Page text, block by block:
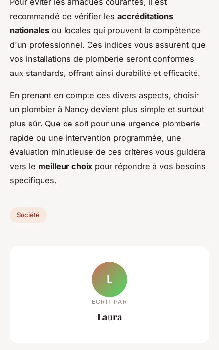
recommandé de vérifier les accréditations
nationales ou locales qui prouvent la compétence
d'un professionnel. Ces indices vous assurent que
vos installations de plomberie seront conformes
aux standards, offrant ainsi durabilité et efficacité.
En prenant en compte ces divers aspects, choisir
un plombier à Nancy devient plus simple et surtout
plus sûr. Que ce soit pour une urgence plomberie
rapide ou une intervention programmée, une
évaluation minutieuse de ces critères vous guidera
vers le meilleur choix pour répondre à vos besoins
spécifiques.
Société
L
ECRIT PAR
Laura